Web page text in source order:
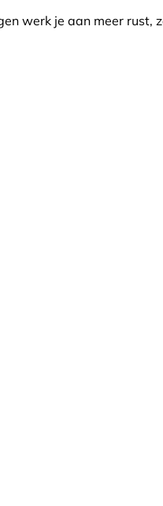
werk je aan meer rust,